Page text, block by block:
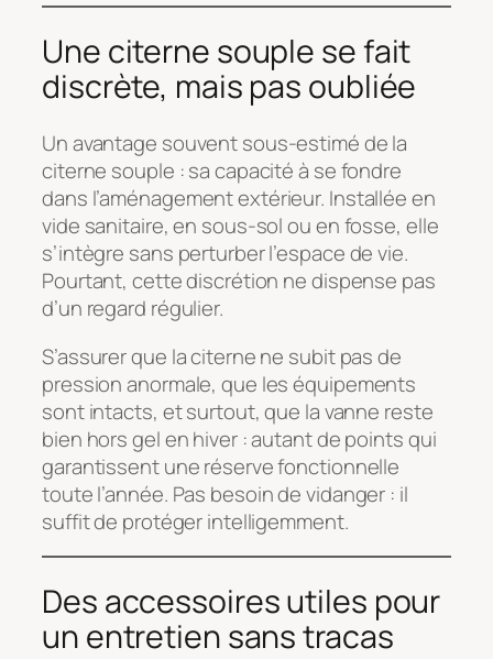
Une citerne souple se fait
discrète, mais pas oubliée
Un avantage souvent sous-estimé de la
citerne souple : sa capacité à se fondre
dans l’aménagement extérieur. Installée en
vide sanitaire, en sous-sol ou en fosse, elle
s’intègre sans perturber l’espace de vie.
Pourtant, cette discrétion ne dispense pas
d’un regard régulier.
S’assurer que la citerne ne subit pas de
pression anormale, que les équipements
sont intacts, et surtout, que la vanne reste
bien hors gel en hiver : autant de points qui
garantissent une réserve fonctionnelle
toute l’année. Pas besoin de vidanger : il
suffit de protéger intelligemment.
Des accessoires utiles pour
un entretien sans tracas